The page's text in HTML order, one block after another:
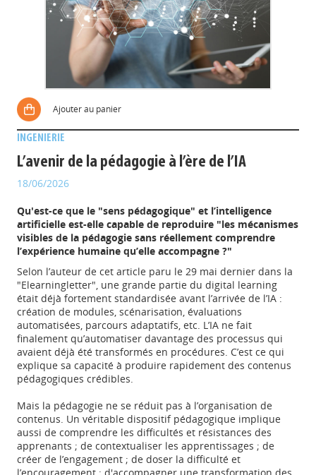
Ajouter au panier
INGENIERIE
L’avenir de la pédagogie à l’ère de l’IA
18/06/2026
Qu'est-ce que le "sens pédagogique" et l’intelligence
artificielle est-elle capable de reproduire "les mécanismes
visibles de la pédagogie sans réellement comprendre
l’expérience humaine qu’elle accompagne ?"
Selon l’auteur de cet article paru le 29 mai dernier dans la
"Elearningletter", une grande partie du digital learning
était déjà fortement standardisée avant l’arrivée de l’IA :
création de modules, scénarisation, évaluations
automatisées, parcours adaptatifs, etc. L’IA ne fait
finalement qu’automatiser davantage des processus qui
avaient déjà été transformés en procédures. C’est ce qui
explique sa capacité à produire rapidement des contenus
pédagogiques crédibles.
Mais la pédagogie ne se réduit pas à l’organisation de
contenus. Un véritable dispositif pédagogique implique
aussi de comprendre les difficultés et résistances des
apprenants ; de contextualiser les apprentissages ; de
créer de l’engagement ; de doser la difficulté et